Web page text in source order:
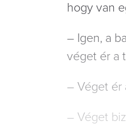
hogy van
– Igen, a
véget ér a
– Véget ér
– Véget